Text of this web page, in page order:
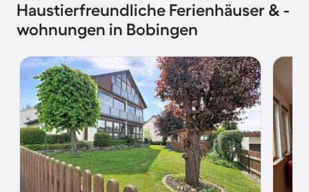
Haustierfreundliche Ferienhäuser & -
wohnungen in Bobingen